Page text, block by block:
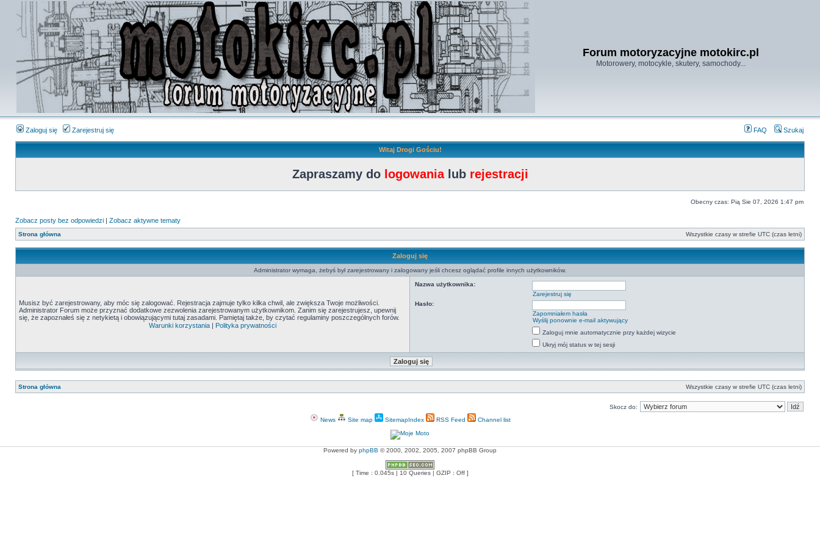
Forum motoryzacyjne motokirc.pl
Motorowery, motocykle, skutery, samochody...
Zaloguj się Zarejestruj się FAQ Szukaj
Witaj Drogi Gościu!
Zapraszamy do logowanialub rejestracji
Obecny czas: Pią Sie 07, 2026 1:47 pm
Zobacz posty bez odpowiedzi | Zobacz aktywne tematy
Strona główna Wszystkie czasy w strefie UTC (czas letni)
Zaloguj się
Administrator wymaga, żebyś był zarejestrowany i zalogowany jeśli chcesz oglądać profile innych użytkowników.
Musisz być zarejestrowany, aby móc się zalogować. Rejestracja zajmuje tylko kilka chwil, ale zwiększa Twoje możliwości.
Administrator Forum może przyznać dodatkowe zezwolenia zarejestrowanym użytkownikom. Zanim się zarejestrujesz, upewnij
się, że zapoznałeś się z netykietą i obowiązującymi tutaj zasadami. Pamiętaj także, by czytać regulaminy poszczególnych forów.
Warunki korzystania | Polityka prywatności
Nazwa użytkownika:
Zarejestruj się
Hasło:
Zapomniałem hasła
Wyślij ponownie e-mail aktywujący
Zaloguj mnie automatycznie przy każdej wizycie
Ukryj mój status w tej sesji
Strona główna Wszystkie czasy w strefie UTC (czas letni)
Skocz do:
News
Site map SitemapIndex RSS Feed Channel list
Powered by phpBB © 2000, 2002, 2005, 2007 phpBB Group
[ Time : 0.045s | 10 Queries | GZIP : Off ]